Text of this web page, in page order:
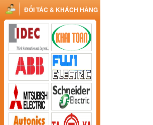
ĐỐI TÁC & KHÁCH HÀNG